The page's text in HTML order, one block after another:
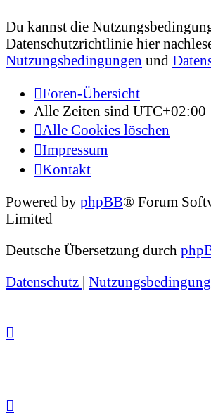
Du kannst die
Datenschutzrichtlinie hier
Nutzungsbedingungen und
Foren-Übersicht
Alle Zeiten sind UTC+02:00
Alle Cookies löschen
Impressum
Kontakt
Powered by phpBB® Forum
Limited
Deutsche Übersetzung durch
Datenschutz |